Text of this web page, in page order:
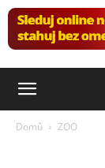
ZdarmaSeriály.cz
Domů ZOO